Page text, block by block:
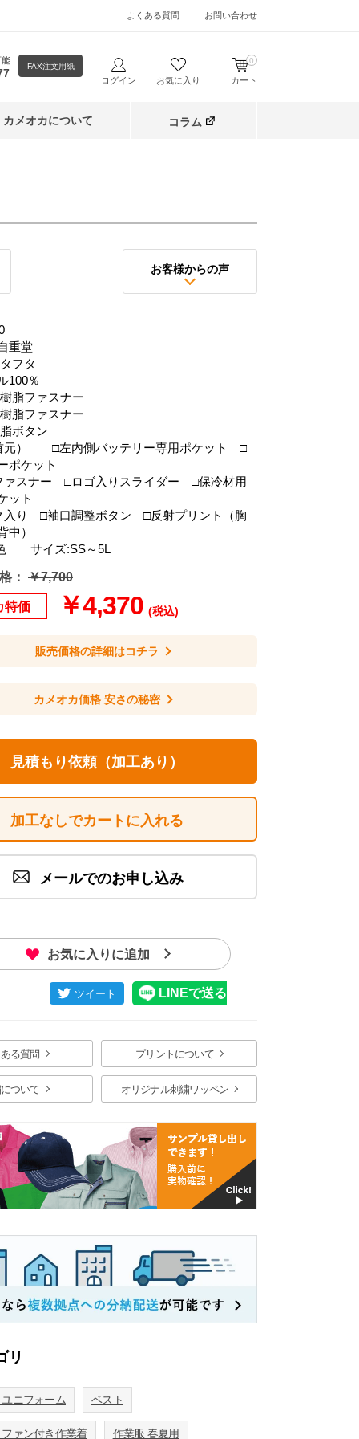
よくある質問 お問い合わせ
能
FAX注文用紙
ログイン お気に入り カート
0
カメオカについて コラム
お客様からの声
ク イメージ画像
重堂
フタ
100％
脂ファスナー
脂ファスナー
ボタン
元） □左内側バッテリー専用ポケット □
ポケット
ァスナー □ロゴ入りスライダー □保冷材用
ット
入り □袖口調整ボタン □反射プリント（胸
中）
サイズ:SS～5L
： ￥7,700
特価 ￥4,370 (税込)
販売価格の詳細はコチラ
カメオカ価格 安さの秘密
見積もり依頼（加工あり）
加工なしでカートに入れる
メールでのお申し込み
お気に入りに追加
る質問 プリントについて
ついて オリジナル刺繍ワッペン
リ
ニフォーム ベスト
ァン付き作業着 作業服 春夏用